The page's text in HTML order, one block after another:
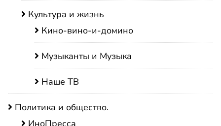
Культура и жизнь
Кино-вино-и-домино
Музыканты и Музыка
Наше ТВ
Политика и общество.
ИноПресса